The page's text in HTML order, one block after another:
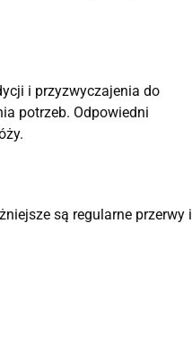
i przyzwyczajenia do
potrzeb. Odpowiedni
są regularne przerwy i